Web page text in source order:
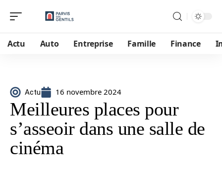
Actu Auto Entreprise Famille Finance
Actu 16 novembre 2024
Meilleures places pour
s’asseoir dans une salle de
cinéma